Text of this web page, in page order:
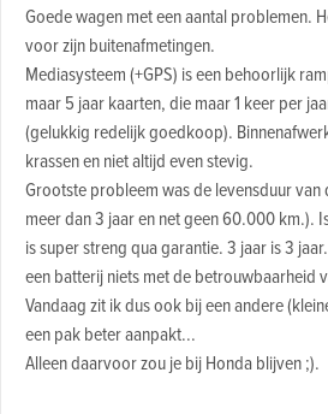
Goede wagen met een aantal problemen.
voor zijn buitenafmetingen.
Mediasysteem (+GPS) is een behoorlijk
maar 5 jaar kaarten, die maar 1 keer per
(gelukkig redelijk goedkoop).
krassen en niet altijd even stevig.
Grootste probleem was de levensduur van
meer dan 3 jaar en net geen 60.000 km.).
is super streng qua garantie. 3 jaar is 3
een batterij niets met de betrouwbaarheid
Vandaag zit ik dus ook bij een andere
een pak beter aanpakt...
Alleen daarvoor zou je bij Honda blijven ;).